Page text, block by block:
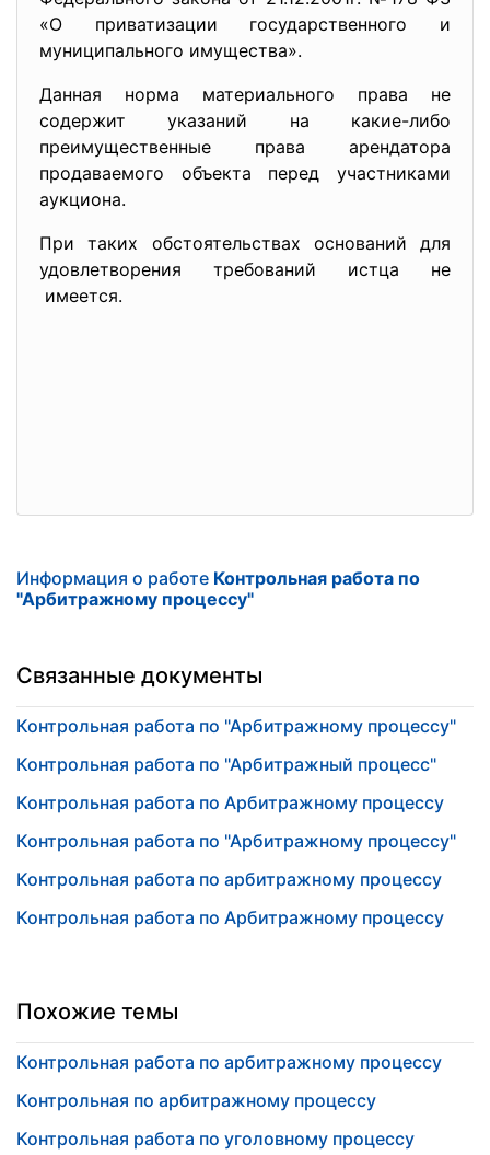
«О приватизации государственного и
муниципального имущества».
Данная норма материального права не
содержит указаний на какие-либо
преимущественные права арендатора
продаваемого объекта перед участниками
аукциона.
При таких обстоятельствах оснований для
удовлетворения требований истца не
имеется.
Информация о работе Контрольная работа по
"Арбитражному процессу"
Связанные документы
Контрольная работа по "Арбитражному процессу"
Контрольная работа по "Арбитражный процесс"
Контрольная работа по Арбитражному процессу
Контрольная работа по "Арбитражному процессу"
Контрольная работа по арбитражному процессу
Контрольная работа по Арбитражному процессу
Похожие темы
Контрольная работа по арбитражному процессу
Контрольная по арбитражному процессу
Контрольная работа по уголовному процессу